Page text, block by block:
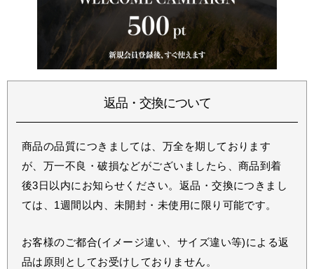
返品・交換について
商品の品質につきましては、万全を期しております
が、万一不良・破損などがございましたら、商品到着
後3日以内にお知らせください。返品・交換につきまし
ては、1週間以内、未開封・未使用に限り可能です。
お客様のご都合(イメージ違い、サイズ違い等)による返
品は原則としてお受けしておりません。